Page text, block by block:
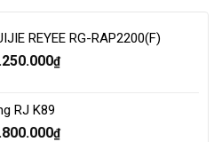
REYEE RG-RAP2200(F)
₫Current
RJ K89
₫Current